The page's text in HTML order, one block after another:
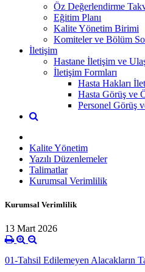
Öz Değerlendirme
Eğitim Planı
Kalite Yönetim Birimi
Komiteler ve Bölüm
İletişim
Hastane İletişim ve
İletişim Formları
Hasta Hakları
Hasta Görüş ve
Personel Görüş
Kalite Yönetim
Yazılı Düzenlemeler
Talimatlar
Kurumsal Verimlilik
Kurumsal Verimlilik
13 Mart 2026
01-Tahsil Edilemeyen Alacakların